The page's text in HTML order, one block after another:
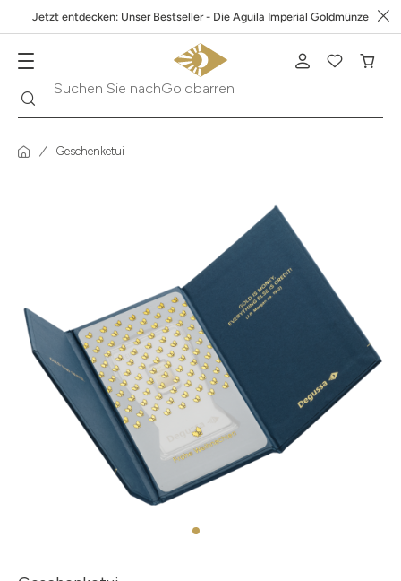
Jetzt entdecken: Unser Bestseller - Die Aguila Imperial Goldmünze
Suchen Sie nach
Goldbarren
Geschenketui